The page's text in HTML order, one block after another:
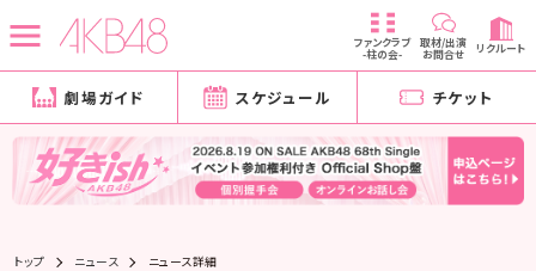
ファンクラブ
-柱の会-
取材/出演
お問合せ リクルート
劇場ガイド スケジュール チケット
トップ ニュース ニュース詳細